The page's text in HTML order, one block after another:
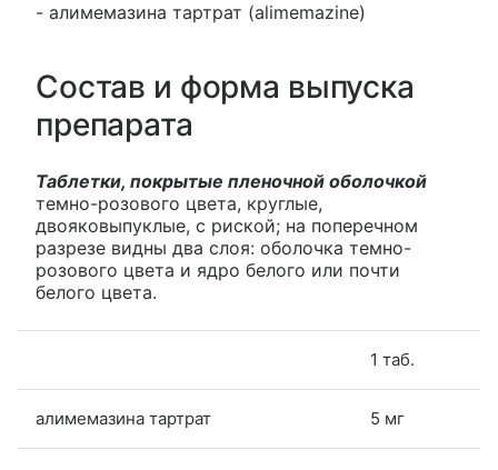
- алимемазина тартрат (alimemazine)
Состав и форма выпуска
препарата
Таблетки, покрытые пленочной оболочкой
темно-розового цвета, круглые,
двояковыпуклые, с риской; на поперечном
разрезе видны два слоя: оболочка темно-
розового цвета и ядро белого или почти
белого цвета.
1 таб.
алимемазина тартрат 5 мг